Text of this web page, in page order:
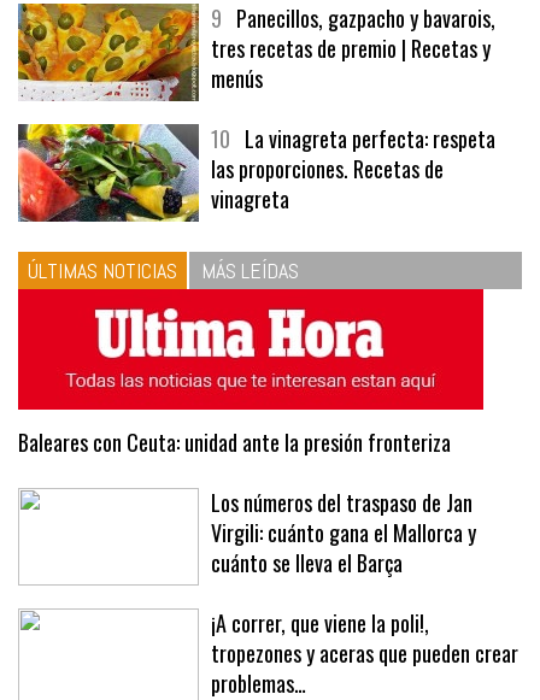
9 Panecillos, gazpacho y bavarois,
tres recetas de premio | Recetas y
menús
10 La vinagreta perfecta: respeta
las proporciones. Recetas de
vinagreta
ÚLTIMAS NOTICIAS MÁS LEÍDAS
Baleares con Ceuta: unidad ante la presión fronteriza
Los números del traspaso de Jan
Virgili: cuánto gana el Mallorca y
cuánto se lleva el Barça
¡A correr, que viene la poli!,
tropezones y aceras que pueden crear
problemas…